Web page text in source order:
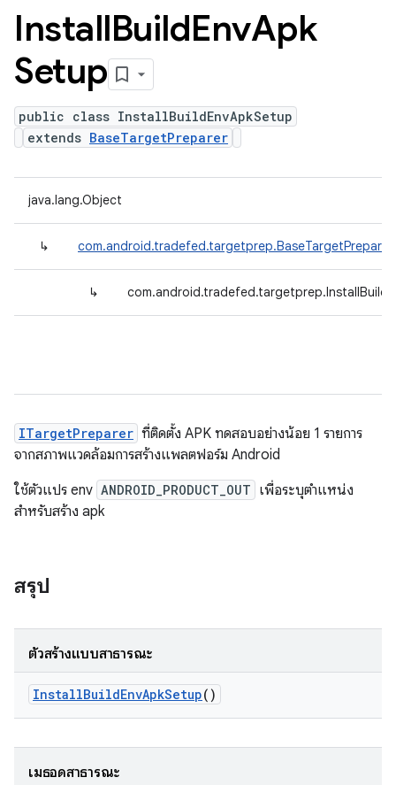
InstallBuildEnvApk
Setup
public class InstallBuildEnvApkSetup
extends BaseTargetPreparer
java.lang.Object
↳ com.android.tradefed.targetprep.BaseTargetPreparer
↳
ITargetPreparer ที่ติดตั้ง APK ทดสอบอย่างน้อย 1 รายการ
จากสภาพแวดล้อมการสร้างแพลตฟอร์ม Android
ใช้ตัวแปร env ANDROID_PRODUCT_OUT เพื่อระบุตำแหน่ง
สำหรับสร้าง apk
สรุป
ตัวสร้างแบบสาธารณะ
InstallBuildEnvApkSetup()
เมธอดสาธารณะ